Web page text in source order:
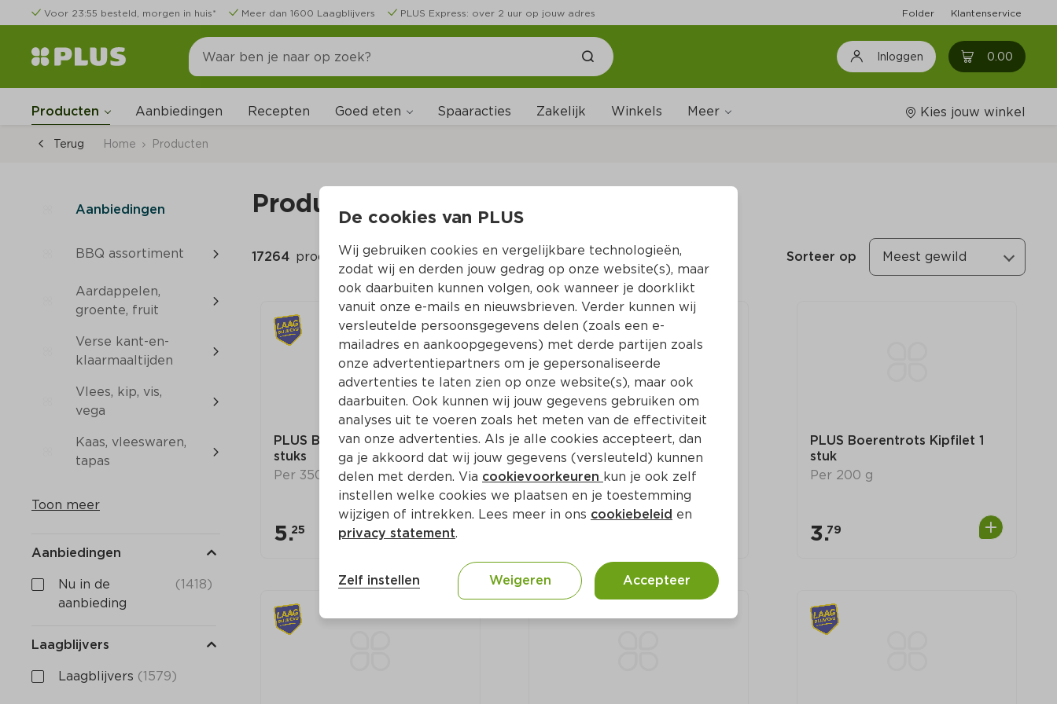
Voor 23:55 besteld, morgen in huis* Meer dan 1600 Laagblijvers PLUS Express: over 2 uur op jouw adres Folder Klantenservice
Inloggen 0.00 0
Producten Aanbiedingen Recepten Goed eten Spaaracties Zakelijk Winkels Meer Kies jouw winkel
Terug Home Producten
Aanbiedingen
BBQ assortiment
Aardappelen,
groente, fruit
Verse kant-en-
klaarmaaltijden
Vlees, kip, vis,
vega
Kaas, vleeswaren,
tapas
Toon meer
Aanbiedingen
Nu in de
aanbieding
(1418)
Laagblijvers
Laagblijvers (1579)
Producten
17264 producten Sorteer op Meest gewild
PLUS Boerentrots Kipfilet 2
stuks
Per 350 g
5.25 0
PLUS Boerentrots Kipfilet
Voordeelverpakking
Per 800 g
PLUS Boerentrots Kipfilet 1
stuk
Per 200 g
3.79 0
De cookies van PLUS
Wij gebruiken cookies en vergelijkbare technologieën,
zodat wij en derden jouw gedrag op onze website(s), maar
ook daarbuiten kunnen volgen, ook wanneer je doorklikt
vanuit onze e-mails en nieuwsbrieven. Verder kunnen wij
versleutelde persoonsgegevens delen (zoals een e-
mailadres en aankoopgegevens) met derde partijen zoals
onze advertentiepartners om je gepersonaliseerde
advertenties te laten zien op onze website(s), maar ook
daarbuiten. Ook kunnen wij jouw gegevens gebruiken om
analyses uit te voeren zoals het meten van de effectiviteit
van onze advertenties. Als je alle cookies accepteert, dan
ga je akkoord dat wij jouw gegevens (versleuteld) kunnen
delen met derden. Via cookievoorkeuren kun je ook zelf
instellen welke cookies we plaatsen en je toestemming
wijzigen of intrekken. Lees meer in ons cookiebeleid en
privacy statement.
Zelf instellen Weigeren Accepteer